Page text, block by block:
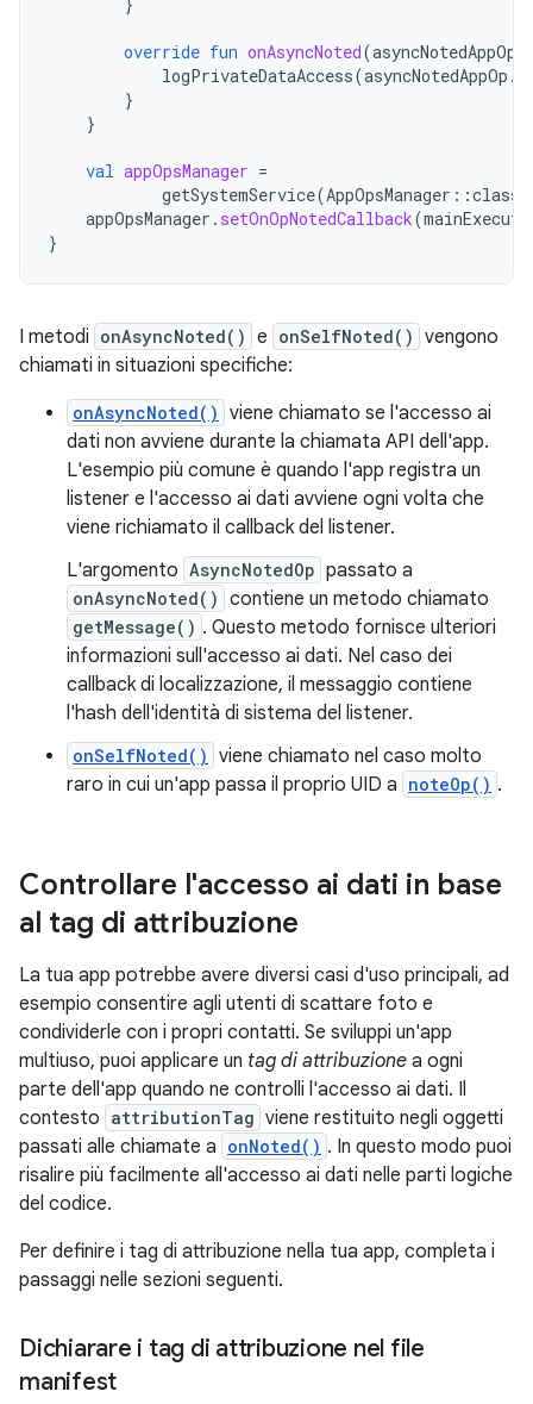
override fun onAsyncNoted(asyncNotedAppOp
logPrivateDataAccess(asyncNotedAppOp .
}
}
val appOpsManager =
getSystemService(AppOpsManager ::class
appOpsManager . setOnOpNotedCallback(
}
I metodi onAsyncNoted() e onSelfNoted() vengono
chiamati in situazioni specifiche:
onAsyncNoted() viene chiamato se l'accesso ai
dati non avviene durante la chiamata API dell'app.
L'esempio più comune è quando l'app registra un
listener e l'accesso ai dati avviene ogni volta che
viene richiamato il callback del listener.
L'argomento AsyncNotedOp passato a
onAsyncNoted() contiene un metodo chiamato
getMessage() . Questo metodo fornisce ulteriori
informazioni sull'accesso ai dati. Nel caso dei
callback di localizzazione, il messaggio contiene
l'hash dell'identità di sistema del listener.
onSelfNoted() viene chiamato nel caso molto
raro in cui un'app passa il proprio UID a noteOp() .
Controllare l'accesso ai dati in base
al tag di attribuzione
La tua app potrebbe avere diversi casi d'uso principali, ad
esempio consentire agli utenti di scattare foto e
condividerle con i propri contatti. Se sviluppi un'app
multiuso, puoi applicare un tag di attribuzione a ogni
parte dell'app quando ne controlli l'accesso ai dati. Il
contesto attributionTag viene restituito negli oggetti
passati alle chiamate a onNoted() . In questo modo puoi
risalire più facilmente all'accesso ai dati nelle parti logiche
del codice.
Per definire i tag di attribuzione nella tua app, completa i
passaggi nelle sezioni seguenti.
Dichiarare i tag di attribuzione nel file
manifest